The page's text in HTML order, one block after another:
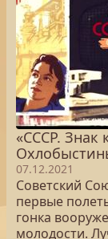
«СССР. Знак
07.12.2021
Советский
первые
гонка
молодости.